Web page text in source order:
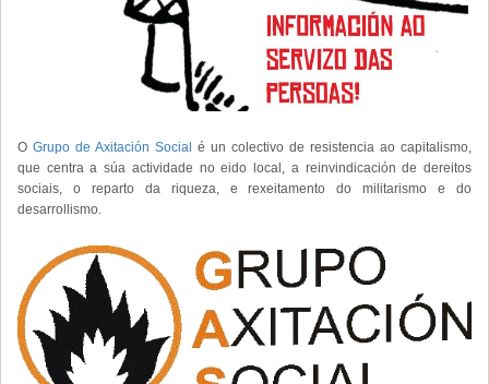
O Grupo de Axitación Social é un colectivo de resistencia ao capitalismo,
que centra a súa actividade no eido local, a reinvindicación de dereitos
sociais, o reparto da riqueza, e rexeitamento do militarismo e do
desarrollismo.